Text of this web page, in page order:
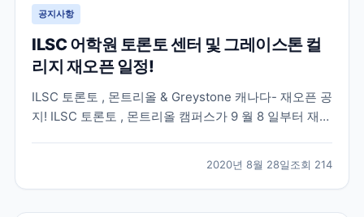
공지사항
ILSC 어학원 토론토 센터 및 그레이스톤 컬
리지 재오픈 일정!
ILSC 토론토 , 몬트리올 & Greystone 캐나다- 재오픈 공
지! ILSC 토론토 , 몬트리올 캠퍼스가 9 월 8 일부터 재오
대면수업을 제공할 예정입니다 . 온라인 수업은 캐나다
동부...
2020년 8월 28일조회 214